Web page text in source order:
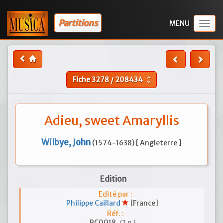
Partitions
Fiche3278/208434 unfold_more
Adieu, sweet Amaryllis
Wilbye, John (1574-1638) [ Angleterre ]
Edition
Edité par :
Philippe Caillard
[France]
Réf. :